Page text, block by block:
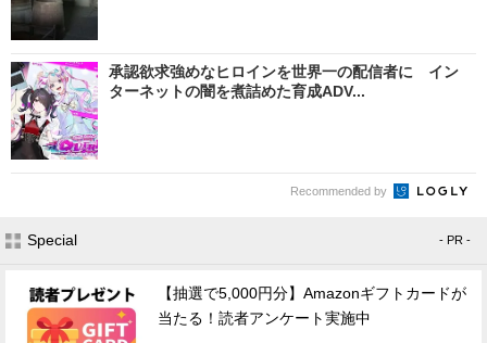
承認欲求強めなヒロインを世界一の配信者に イン
ターネットの闇を煮詰めた育成ADV...
Recommended by
Special - PR -
【抽選で5,000円分】Amazonギフトカードが
当たる！読者アンケート実施中